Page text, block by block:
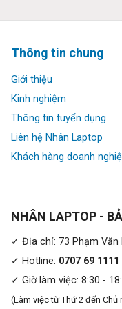
mỏng và trọng lượng
bằng kính, Lenovo
Thông tin chung
Giới thiệu
Kinh nghiệm
Thông tin tuyển dụng
Liên hệ Nhân Laptop
Khách hàng doanh
NHÂN LAPTOP -
✓ Địa chỉ: 73 Phạm Văn
✓ Hotline: 0707 69 1111
✓ Giờ làm việc: 8:30 -
(Làm việc từ Thứ 2 đến Chủ